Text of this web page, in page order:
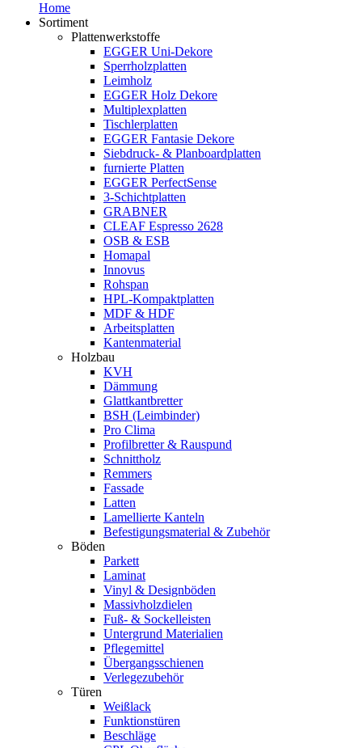
Home
Sortiment
Plattenwerkstoffe
EGGER Uni-Dekore
Sperrholzplatten
Leimholz
EGGER Holz Dekore
Multiplexplatten
Tischlerplatten
EGGER Fantasie Dekore
Siebdruck- & Planboardplatten
furnierte Platten
EGGER PerfectSense
3-Schichtplatten
GRABNER
CLEAF Espresso 2628
OSB & ESB
Homapal
Innovus
Rohspan
HPL-Kompaktplatten
MDF & HDF
Arbeitsplatten
Kantenmaterial
Holzbau
KVH
Dämmung
Glattkantbretter
BSH (Leimbinder)
Pro Clima
Profilbretter & Rauspund
Schnittholz
Remmers
Fassade
Latten
Lamellierte Kanteln
Befestigungsmaterial & Zubehör
Böden
Parkett
Laminat
Vinyl & Designböden
Massivholzdielen
Fuß- & Sockelleisten
Untergrund Materialien
Pflegemittel
Übergangsschienen
Verlegezubehör
Türen
Weißlack
Funktionstüren
Beschläge